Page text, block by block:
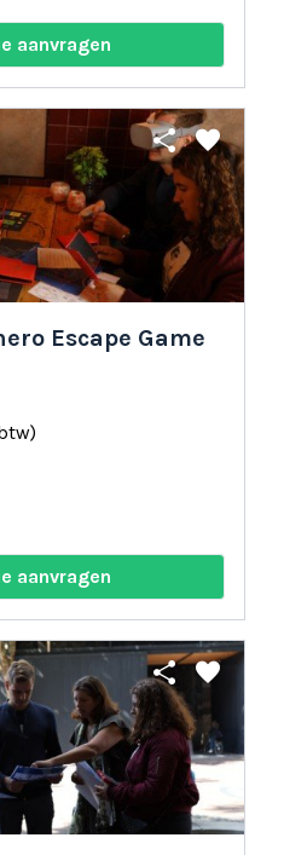
aanvragen
share favorite
Escape Game
aanvragen
share favorite